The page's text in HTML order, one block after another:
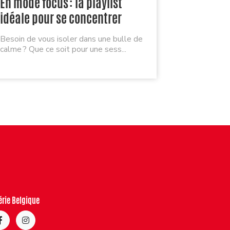
idéale pour se concentrer
Besoin de vous isoler dans une bulle de
calme ? Que ce soit pour une sess...
Belgique